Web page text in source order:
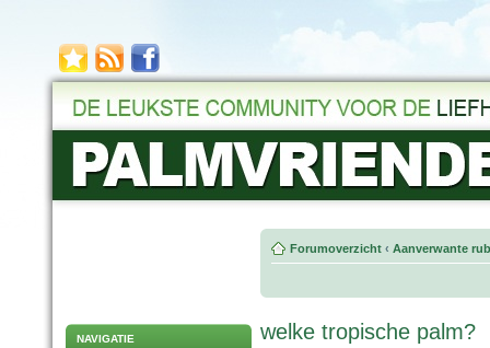
NAVIGATIE
Forumoverzicht ‹ Aanverwante
welke tropische palm?